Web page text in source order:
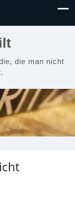
die man nicht